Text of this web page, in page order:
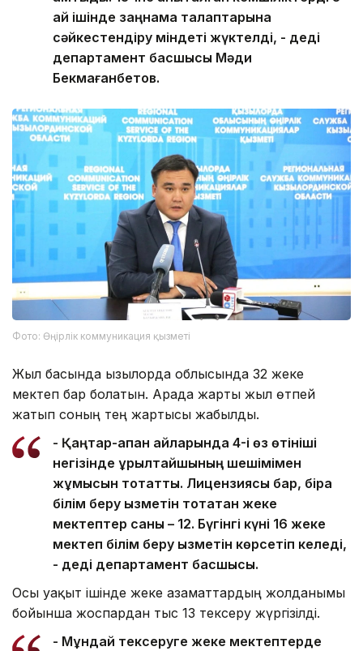
ай ішінде заңнама талаптарына
сәйкестендіру міндеті жүктелді, - деді
департамент басшысы Мәди
Бекмағанбетов.
Фото: Өңірлік коммуникация қызметі
Жыл басында Қызылорда облысында 32 жеке
мектеп бар болатын. Арада жарты жыл өтпей
жатып соның тең жартысы жабылды.
- Қаңтар-ақпан айларында 4-і өз өтініші
негізінде құрылтайшының шешімімен
жұмысын тоқтатты. Лицензиясы бар, бірақ
білім беру қызметін тоқтатқан жеке
мектептер саны – 12. Бүгінгі күні 16 жеке
мектеп білім беру қызметін көрсетіп келеді,
- деді департамент басшысы.
Осы уақыт ішінде жеке азаматтардың жолданымы
бойынша жоспардан тыс 13 тексеру жүргізілді.
- Мұндай тексеруге жеке мектептерде